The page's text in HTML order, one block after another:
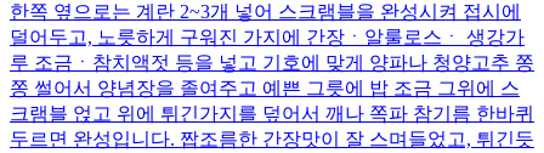
한쪽 옆으로는 계란 2~3개 넣어 스크램블을 완성시켜 접시에
덜어두고, 노릇하게 구워진 가지에 간장ㆍ알룰로스ㆍ 생강가
루 조금ㆍ참치액젓 등을 넣고 기호에 맞게 양파나 청양고추 쫑
쫑 썰어서 양념장을 졸여주고 예쁜 그릇에 밥 조금 그위에 스
크램블 얹고 위에 튀긴가지를 덮어서 깨나 쪽파 참기름 한바퀴
두르면 완성입니다. 짭조름한 간장맛이 잘 스며들었고, 튀긴듯